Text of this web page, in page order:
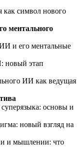
как символ нового
ментального
и его ментальные
новый этап
ИИ как ведущая
основы и
новый взгляд на
и мышлении: что